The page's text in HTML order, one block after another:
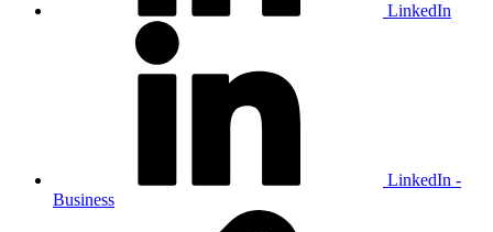
LinkedIn
LinkedIn -
Business